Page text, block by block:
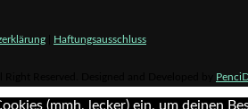
Haftungsausschluss
(mmh, lecker) ein, um deinen